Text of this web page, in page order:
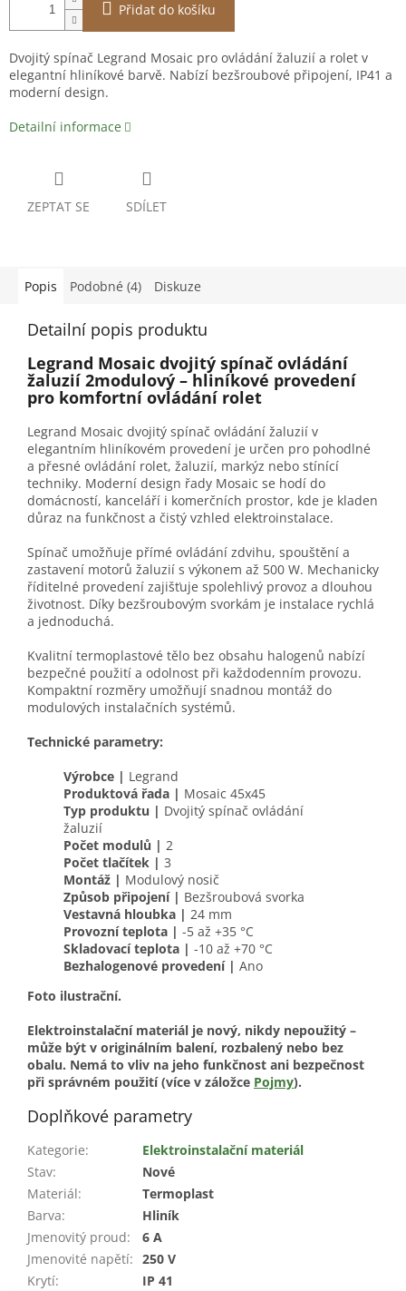
Přidat do košíku
Dvojitý spínač Legrand Mosaic pro ovládání žaluzií a rolet v
elegantní hliníkové barvě. Nabízí bezšroubové připojení, IP41 a
moderní design.
Detailní informace
ZEPTAT SE SDÍLET
Popis Podobné (4) Diskuze
Detailní popis produktu
Legrand Mosaic dvojitý spínač ovládání
žaluzií 2modulový – hliníkové provedení
pro komfortní ovládání rolet
Legrand Mosaic dvojitý spínač ovládání žaluzií v
elegantním hliníkovém provedení je určen pro pohodlné
a přesné ovládání rolet, žaluzií, markýz nebo stínící
techniky. Moderní design řady Mosaic se hodí do
domácností, kanceláří i komerčních prostor, kde je kladen
důraz na funkčnost a čistý vzhled elektroinstalace.
Spínač umožňuje přímé ovládání zdvihu, spouštění a
zastavení motorů žaluzií s výkonem až 500 W. Mechanicky
říditelné provedení zajišťuje spolehlivý provoz a dlouhou
životnost. Díky bezšroubovým svorkám je instalace rychlá
a jednoduchá.
Kvalitní termoplastové tělo bez obsahu halogenů nabízí
bezpečné použití a odolnost při každodenním provozu.
Kompaktní rozměry umožňují snadnou montáž do
modulových instalačních systémů.
Technické parametry:
Výrobce | Legrand
Produktová řada | Mosaic 45x45
Typ produktu | Dvojitý spínač ovládání
žaluzií
Počet modulů | 2
Počet tlačítek | 3
Montáž | Modulový nosič
Způsob připojení | Bezšroubová svorka
Vestavná hloubka | 24 mm
Provozní teplota | -5 až +35 °C
Skladovací teplota | -10 až +70 °C
Bezhalogenové provedení | Ano
Foto ilustrační.
Elektroinstalační materiál je nový, nikdy nepoužitý –
může být v originálním balení, rozbalený nebo bez
obalu. Nemá to vliv na jeho funkčnost ani bezpečnost
při správném použití (více v záložce Pojmy).
Doplňkové parametry
Kategorie:
Elektroinstalační materiál
Stav:
Nové
Materiál:
Termoplast
Barva:
Hliník
Jmenovitý proud:
6 A
Jmenovité napětí: 250 V
Krytí: IP 41